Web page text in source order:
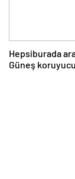
Hepsiburada
Güneş